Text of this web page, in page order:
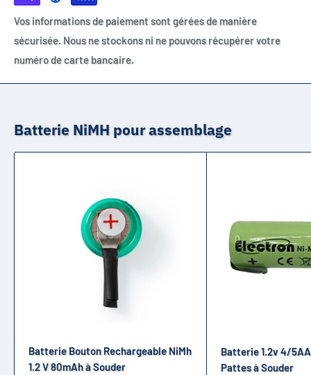
Vos informations de paiement sont gérées de manière
sécurisée. Nous ne stockons ni ne pouvons récupérer votre
numéro de carte bancaire.
Batterie NiMH pour assemblage
Batterie Bouton Rechargeable NiMh
1.2 V 80mAh à Souder
Batterie 1.2v 4/
Pattes à Souder